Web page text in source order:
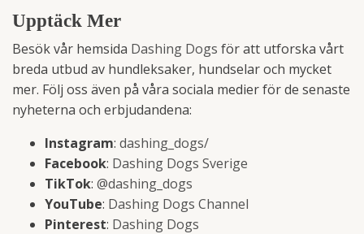
Upptäck Mer
Besök vår hemsida Dashing Dogs för att utforska vårt
breda utbud av hundleksaker, hundselar och mycket
mer. Följ oss även på våra sociala medier för de senaste
nyheterna och erbjudandena:
Instagram: dashing_dogs/
Facebook: Dashing Dogs Sverige
TikTok: @dashing_dogs
YouTube: Dashing Dogs Channel
Pinterest: Dashing Dogs